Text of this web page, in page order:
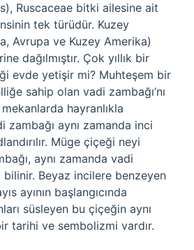
Ruscaceae bitki ailesine ait
tek türüdür. Kuzey
Avrupa ve Kuzey Amerika)
dağılmıştır. Çok yıllık bir
evde yetişir mi? Muhteşem bir
sahip olan vadi zambağı’nı
hayranlıkla
zambağı aynı zamanda inci
Müge çiçeği neyi
aynı zamanda vadi
bilinir. Beyaz incilere benzeyen
ayının başlangıcında
süsleyen bu çiçeğin aynı
tarihi ve sembolizmi vardır.